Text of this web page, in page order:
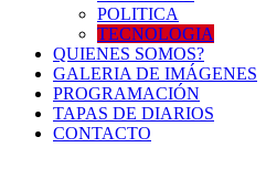
POLITICA
TECNOLOGIA
QUIENES SOMOS?
GALERIA DE IMÁGENES
PROGRAMACIÓN
TAPAS DE DIARIOS
CONTACTO